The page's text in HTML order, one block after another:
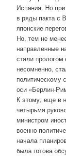
Испания. Но
в ряды пакта с
японские
Но, тем не
направленные
стали прологом
несомненно,
политическому
оси «Берлин-
К этому, еще в
четырьмя
министром
военно-
начала
была готова